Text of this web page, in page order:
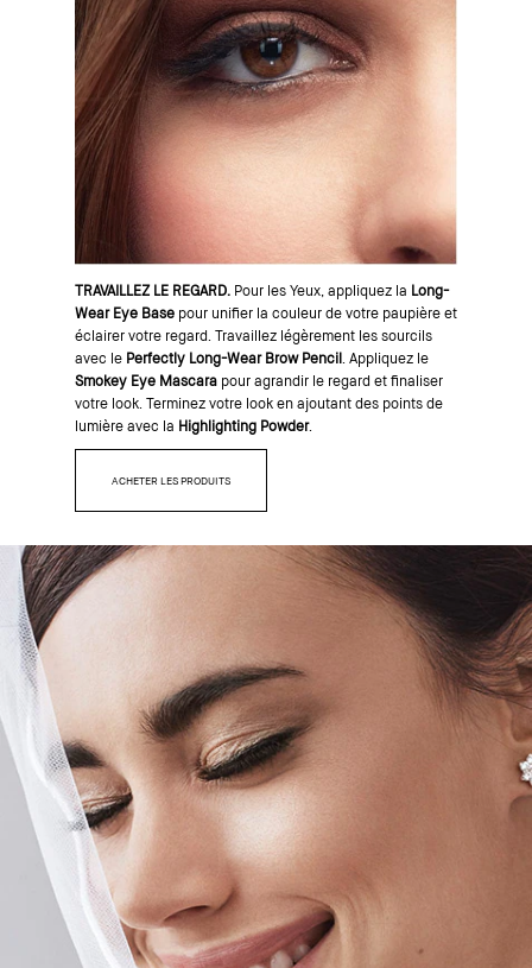
TRAVAILLEZ LE REGARD.Pour les Yeux, appliquez la Long-
Wear Eye Basepour unifier la couleur de votre paupière et
éclairer votre regard. Travaillez légèrement les sourcils
avec le Perfectly Long-Wear Brow Pencil. Appliquez le
Smokey Eye Mascarapour agrandir le regard et finaliser
votre look. Terminez votre look en ajoutant des points de
lumière avec la Highlighting Powder.
ACHETER LES PRODUITS